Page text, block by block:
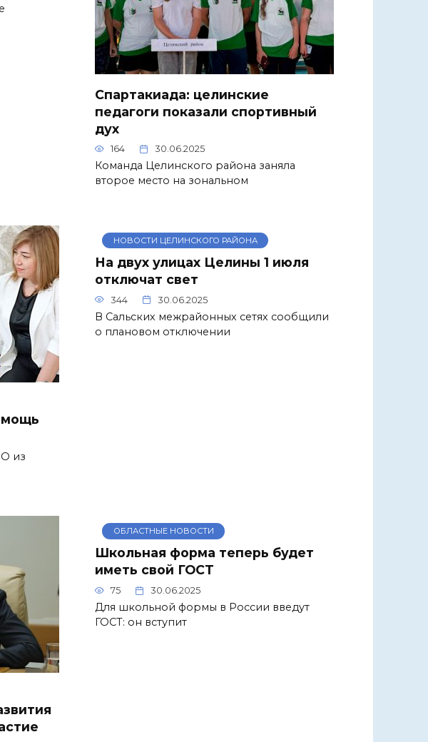
Спартакиада: целинские
педагоги показали спортивный
дух
164 30.06.2025
Команда Целинского района заняла
второе место на зональном
из
НОВОСТИ ЦЕЛИНСКОГО РАЙОНА
На двух улицах Целины 1 июля
отключат свет
344 30.06.2025
В Сальских межрайонных сетях сообщили
о плановом отключении
ОБЛАСТНЫЕ НОВОСТИ
Школьная форма теперь будет
иметь свой ГОСТ
75 30.06.2025
Для школьной формы в России введут
ГОСТ: он вступит